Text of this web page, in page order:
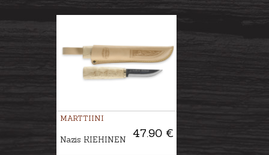
MARTTIINI
47.90 €
Nazis KIEHINEN